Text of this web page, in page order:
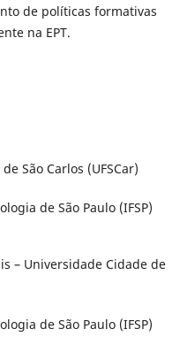
de políticas formativas
na EPT.
São Carlos (UFSCar)
de São Paulo (IFSP)
– Universidade Cidade de
de São Paulo (IFSP)